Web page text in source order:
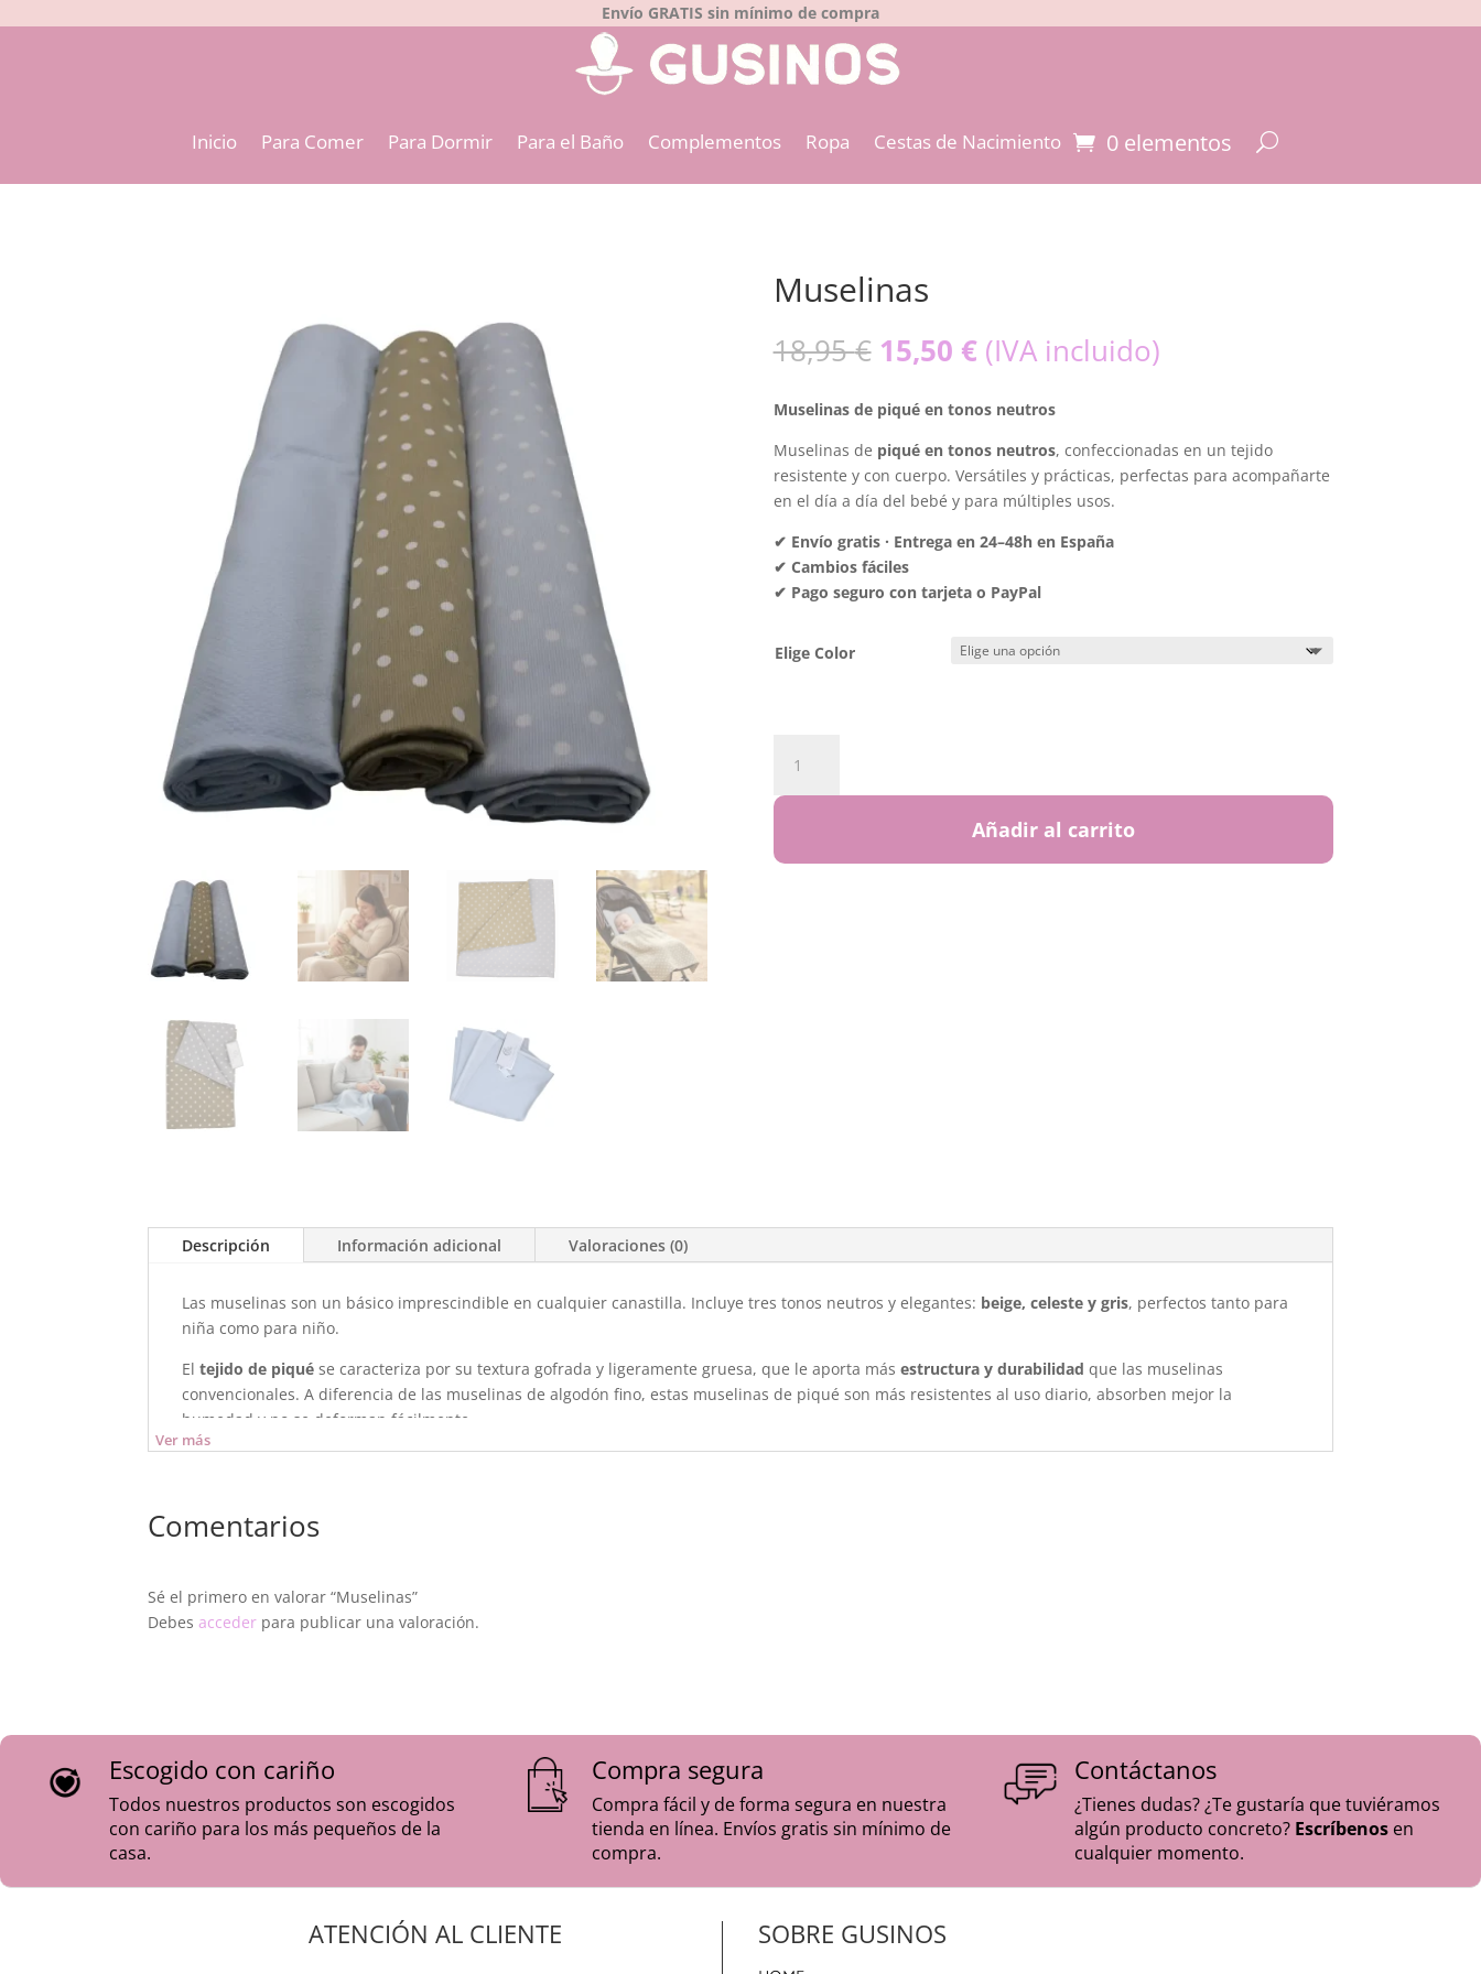
Envío GRATIS sin mínimo de compra
Inicio Para Comer Para Dormir Para el Baño Complementos Ropa Cestas de Nacimiento 0 elementos
Muselinas
18,95€ El
precio
original
era:
18,95 €.
15,50 €El
precio
actual
es:
15,50 €.
(IVA incluido)
Muselinas de piqué en tonos neutros
Muselinas de piqué en tonos neutros, confeccionadas en un tejido
resistente y con cuerpo. Versátiles y prácticas, perfectas para acompañarte
en el día a día del bebé y para múltiples usos.
✔ Envío gratis · Entrega en 24–48h en España
✔ Cambios fáciles
✔ Pago seguro con tarjeta o PayPal
Elige Color
cantidad
Añadir al carrito
Descripción Información adicional Valoraciones (0)
Las muselinas son un básico imprescindible en cualquier canastilla. Incluye tres tonos neutros y elegantes: beige, celeste y gris, perfectos tanto para
niña como para niño.
Eltejido de piqué se caracteriza por su textura gofrada y ligeramente gruesa, que le aporta másestructura y durabilidad que las muselinas
convencionales. A diferencia de las muselinas de algodón fino, estas muselinas de piqué son más resistentes al uso diario, absorben mejor la
humedad y no se deforman fácilmente.
Proteger la ropa al dar el pecho o el biberón
Usarlas como mantita ligera o para tapar el carrito
Medidas aproximadas: 72x72 cm
Composición: mezcla de algodón y poliéster de alta calidad
Lavable a máquina
El tejido piqué es un material que no necesita ser planchado, puesto que no se arruga fácilmente.
Ver más
Comentarios
Sé el primero en valorar “Muselinas”
Debesacceder para publicar una valoración.
Escogido con cariño
Todos nuestros productos son escogidos
con cariño para los más pequeños de la
casa.
Compra segura
Compra fácil y de forma segura en nuestra
tienda en línea. Envíos gratis sin mínimo de
compra.
Contáctanos
¿Tienes dudas? ¿Te gustaría que tuviéramos
algún producto concreto? Escríbenos en
cualquier momento.
ATENCIÓN AL CLIENTE
SOBRE GUSINOS